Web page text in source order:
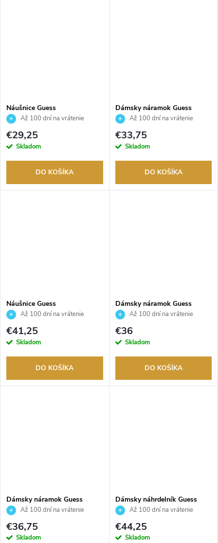
Náušnice Guess
JUBE04164JWRHT
Až 100 dní na vrátenie
tovaru. Autorizovaný predajca.
€29,25
Skladom
DO KOŠÍKA
Dámsky náramok Guess
JUBB04144JWRHS
Až 100 dní na vrátenie
tovaru. Autorizovaný predajca.
€33,75
Skladom
DO KOŠÍKA
Náušnice Guess
JUBE04054JWYGWHT
Až 100 dní na vrátenie
tovaru. Autorizovaný predajca.
€41,25
Skladom
DO KOŠÍKA
Dámsky náramok Guess
JUBB03125JWRHS
Až 100 dní na vrátenie
tovaru. Autorizovaný predajca.
€36
Skladom
DO KOŠÍKA
Dámsky náramok Guess
JUBB03120JWYGWHS
Až 100 dní na vrátenie
tovaru. Autorizovaný predajca.
€36,75
Skladom
Dámsky náhrdelník Guess
JUBN03041JWYGWHT
Až 100 dní na vrátenie
tovaru. Autorizovaný predajca.
€44,25
Skladom